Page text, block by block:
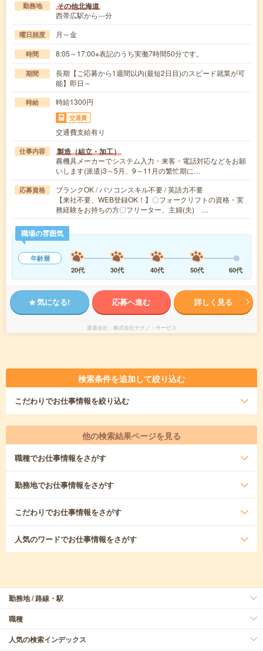
勤務地 その他北海道
西帯広駅から---分
曜日頻度 月～金
時間 8:05～17:00※表記のうち実働7時間50分です。
期間
長期【ご応募から1週間以内(最短2日目)のスピード就業が可
能】即日～
時給 時給1300円
交通費
交通費支給有り
仕事内容 製造（組立・加工）
農機具メーカーでシステム入力・来客・電話対応などをお願
いします(派遣)3～5月、9～11月の繁忙期に…
応募資格
ブランクOK / パソコンスキル不要 / 英語力不要
【来社不要、WEB登録OK！】〇フォークリフトの資格・実
務経験をお持ちの方〇フリーター、主婦(夫) …
職場の雰囲気
年齢層
20代
30代 40代 50代 60代
気になる! 応募へ進む 詳しく見る
派遣会社 株式会社テクノ・サービス
検索条件を追加して絞り込む
こだわりでお仕事情報を絞り込む
他の検索結果ページを見る
職種でお仕事情報をさがす
勤務地でお仕事情報をさがす
こだわりでお仕事情報をさがす
人気のワードでお仕事情報をさがす
勤務地 / 路線・駅
職種
人気の検索インデックス